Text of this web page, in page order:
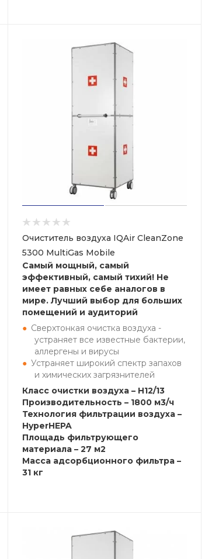
Очиститель воздуха IQAir CleanZone
5300 MultiGas Mobile
Самый мощный, самый
эффективный, самый тихий! Не
имеет равных себе аналогов в
мире. Лучший выбор для больших
помещений и аудиторий
Сверхтонкая очистка воздуха -
устраняет все известные бактерии,
аллергены и вирусы
Устраняет широкий спектр запахов
и химических загрязнителей
Класс очистки воздуха – H12/13
Производительность – 1800 м3/ч
Технология фильтрации воздуха –
HyperHEPA
Площадь фильтрующего
материала – 27 м2
Масса адсорбционного фильтра –
31 кг